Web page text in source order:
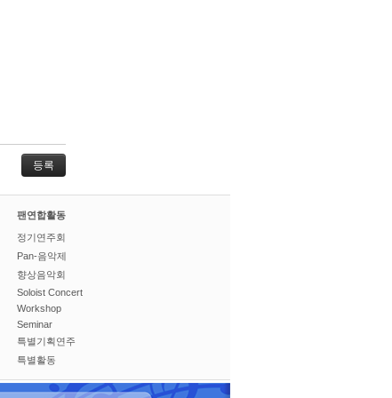
팬연합활동
정기연주회
Pan-음악제
향상음악회
Soloist Concert
Workshop
Seminar
특별기획연주
특별활동